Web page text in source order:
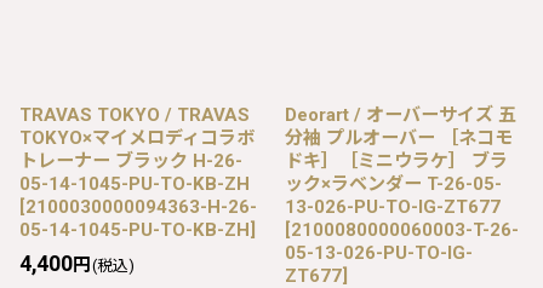
TRAVAS TOKYO / TRAVAS
TOKYO×マイメロディコラボ
トレーナー ブラック H-26-
05-14-1045-PU-TO-KB-ZH
[2100030000094363-H-26-
05-14-1045-PU-TO-KB-ZH]
4,400円 (税込)
Deorart / オーバーサイズ 五
分袖 プルオーバー ［ネコモ
ドキ］［ミニウラケ］ ブラ
ック×ラベンダー T-26-05-
13-026-PU-TO-IG-ZT677
[2100080000060003-T-26-
05-13-026-PU-TO-IG-
ZT677]